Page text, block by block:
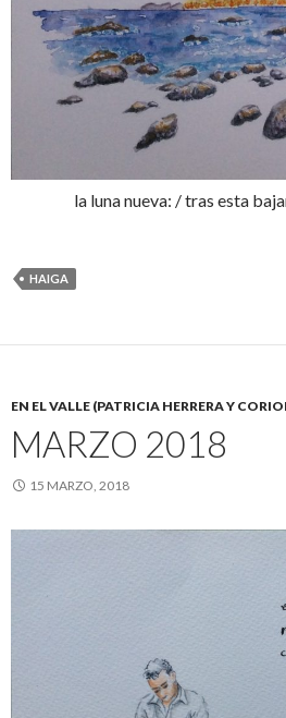
la luna nueva: / tras esta
HAIGA
EN EL VALLE (PATRICIA HERRERA Y
MARZO 2018
15 MARZO, 2018